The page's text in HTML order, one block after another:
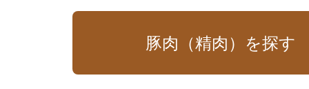
豚肉（精肉）を探す